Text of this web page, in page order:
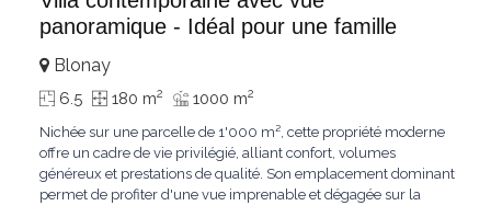
panoramique - Idéal pour une famille
Blonay
6.5 180 m2 1000 m2
Nichée sur une parcelle de 1'000 m², cette propriété moderne
offre un cadre de vie privilégié, alliant confort, volumes
généreux et prestations de qualité. Son emplacement dominant
permet de profiter d'une vue imprenable et dégagée sur la